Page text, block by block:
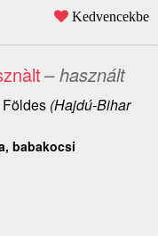
Kedvencekbe
– használt
Földes(Hajdú-Bihar
babakocsi